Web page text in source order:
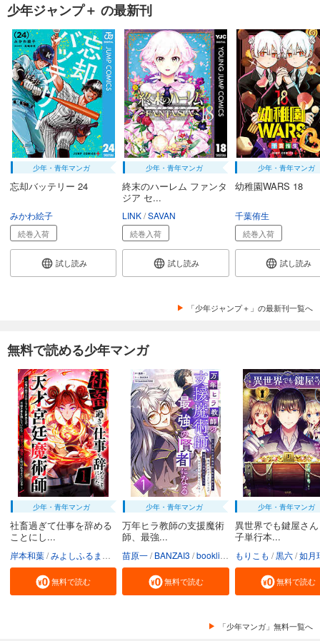
少年ジャンプ＋ の最新刊
少年・青年マンガ
忘却バッテリー 24
みかわ絵子
続巻入荷
試し読み
少年・青年マンガ
終末のハーレム ファンタ
ジア セ...
LINK SAVAN
続巻入荷
試し読み
少年・青年マンガ
幼稚園WARS 18
千葉侑生
続巻入荷
試し読み
「少年ジャンプ＋」の最新刊一覧へ
無料で読める少年マンガ
少年・青年マンガ
社畜過ぎて仕事を辞める
ことにし...
岸本和葉 みよしふるまち booklistaSTUDIO
無料で読む
少年・青年マンガ
万年ヒラ教師の支援魔術
師、最強...
苗原一 BANZAI3 booklistaSTUDIO
無料で読む
少年・青年マンガ
異世界でも鍵屋さ
子単行本...
もりこも 黒六 如月
無料で読む
「少年マンガ」無料一覧へ